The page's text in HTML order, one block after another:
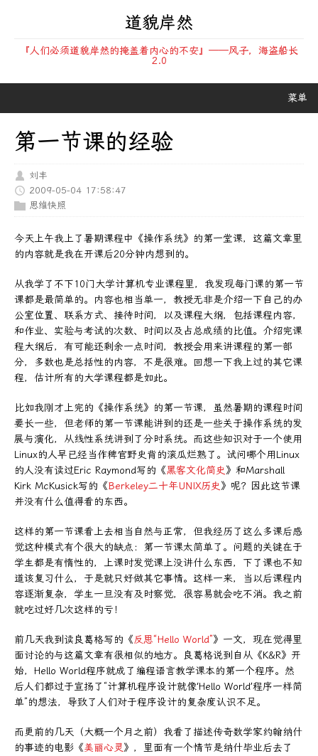
道貌岸然
『人们必须道貌岸然的掩盖着内心的不安』——风子，海盗船长
2.0
菜单
第一节课的经验
刘丰
2009-05-04 17:58:47
思维快照
今天上午我上了暑期课程中《操作系统》的第一堂课，这篇文章里
的内容就是我在开课后20分钟内想到的。
从我学了不下10门大学计算机专业课程里，我发现每门课的第一节
课都是最简单的。内容也相当单一，教授无非是介绍一下自己的办
公室位置、联系方式、接待时间，以及课程大纲，包括课程内容，
和作业、实验与考试的次数、时间以及占总成绩的比值。介绍完课
程大纲后，有可能还剩余一点时间，教授会用来讲课程的第一部
分，多数也是总括性的内容，不是很难。回想一下我上过的其它课
程，估计所有的大学课程都是如此。
比如我刚才上完的《操作系统》的第一节课，虽然暑期的课程时间
要长一些，但老师的第一节课能讲到的还是一些关于操作系统的发
展与演化，从线性系统讲到了分时系统。而这些知识对于一个使用
Linux的人早已经当作稗官野史背的滚瓜烂熟了。试问哪个用Linux
的人没有读过Eric Raymond写的《黑客文化简史 》和Marshall
Kirk McKusick写的《Berkeley二十年UNIX历史 》呢？因此这节课
并没有什么值得看的东西。
这样的第一节课看上去相当自然与正常，但我经历了这么多课后感
觉这种模式有个很大的缺点：第一节课太简单了。问题的关键在于
学生都是有惰性的，上课时发觉课上没讲什么东西，下了课也不知
道该复习什么，于是就只好做其它事情。这样一来，当以后课程内
容逐渐复杂，学生一旦没有及时察觉，很容易就会吃不消。我之前
就吃过好几次这样的亏！
前几天我到读良葛格写的《反思“Hello World”》一文，现在觉得里
面讨论的与这篇文章有很相似的地方。良葛格说到自从《K&R》开
始，Hello World程序就成了编程语言教学课本的第一个程序。然
后人们都过于宣扬了“计算机程序设计就像‘Hello World’程序一样简
单”的想法，导致了人们对于程序设计的复杂度认识不足。
而更前的几天（大概一个月之前）我看了描述传奇数学家约翰纳什
的事迹的电影《美丽心灵》，里面有一个情节是纳什毕业后去了